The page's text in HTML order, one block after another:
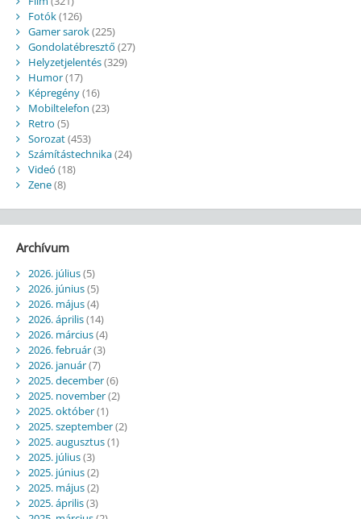
Fotók(126)
Gamer sarok(225)
Gondolatébresztő (27)
Helyzetjelentés(329)
Humor(17)
Képregény(16)
Mobiltelefon (23)
Retro (5)
Sorozat(453)
Számítástechnika(24)
Videó (18)
Zene(8)
Archívum
2026. július(5)
2026. június(5)
2026. május(4)
2026. április(14)
2026. március(4)
2026. február(3)
2026. január(7)
2025. december(6)
2025. november(2)
2025. október(1)
2025. szeptember(2)
2025. augusztus(1)
2025. július(3)
2025. június(2)
2025. május(2)
2025. április(3)